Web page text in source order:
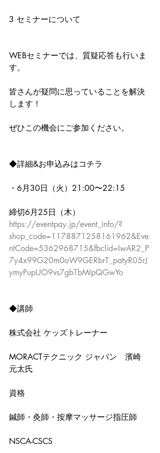
3 セミナーについて
WEBセミナーでは、質疑応答も行いま
す。
皆さんが疑問に思っていることを解決
します！
ぜひこの機会にご参加ください。
◆詳細&お申込みはコチラ
・6月30日（火）21:00〜22:15
締切6月25日（木）
https://eventpay.jp/event_info/?
shop_code=1178871258161962&Eve
ntCode=5362968715&fbclid=IwAR2_P
7y4x99G20m0oW9GERbrT_patyR05rJ
ymyPupUO9vs7gbTbMIpQGwYo
◆講師
株式会社 ケッズトレーナー
MORACTテクニック ジャパン　濱崎
元太氏
資格
鍼師・灸師・按摩マッサージ指圧師
NSCA-CSCS